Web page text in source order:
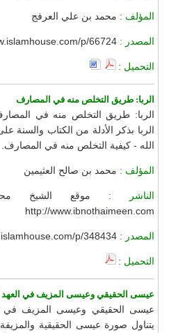
المؤلف : محمد بن علي العرفج
المصدر : p/66724
التحميل :
الربا: طريق التخلص منه في المصارف
الربا: طريق التخلص منه في
الربا بذكر الأدلة من الكتاب والسنة
الله - كيفية التخلص منه في المصارف.
المؤلف : محمد بن صالح العثيمين
الناشر : موقع الشيخ
http://www.ibnothaimeen.com
المصدر : p/348434
التحميل :
عيسى الحقيقي وعيسى المزيف في العهد
عيسى الحقيقي وعيسى المزيف في
يتناول صورة عيسى الحقيقية